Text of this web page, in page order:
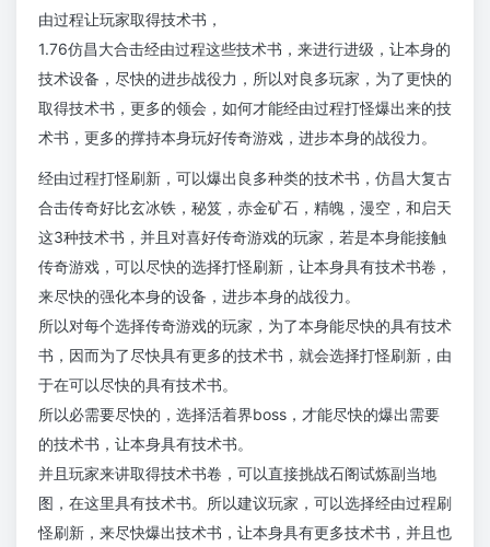
由过程让玩家取得技术书，
1.76仿昌大合击经由过程这些技术书，来进行进级，让本身的
技术设备，尽快的进步战役力，所以对良多玩家，为了更快的
取得技术书，更多的领会，如何才能经由过程打怪爆出来的技
术书，更多的撑持本身玩好传奇游戏，进步本身的战役力。
经由过程打怪刷新，可以爆出良多种类的技术书，仿昌大复古
合击传奇好比玄冰铁，秘笈，赤金矿石，精魄，漫空，和启天
这3种技术书，并且对喜好传奇游戏的玩家，若是本身能接触
传奇游戏，可以尽快的选择打怪刷新，让本身具有技术书卷，
来尽快的强化本身的设备，进步本身的战役力。
所以对每个选择传奇游戏的玩家，为了本身能尽快的具有技术
书，因而为了尽快具有更多的技术书，就会选择打怪刷新，由
于在可以尽快的具有技术书。
所以必需要尽快的，选择活着界boss，才能尽快的爆出需要
的技术书，让本身具有技术书。
并且玩家来讲取得技术书卷，可以直接挑战石阁试炼副当地
图，在这里具有技术书。所以建议玩家，可以选择经由过程刷
怪刷新，来尽快爆出技术书，让本身具有更多技术书，并且也